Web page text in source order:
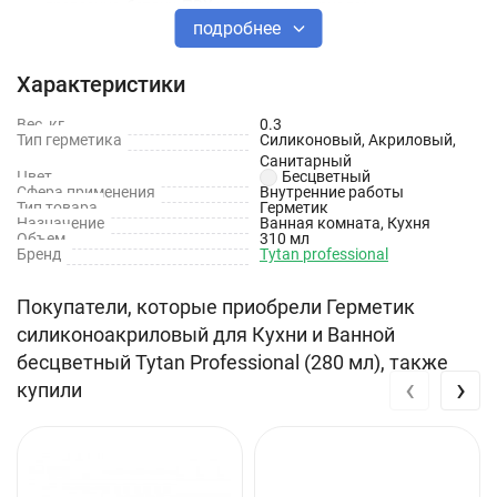
древесине, бетону, ПВХ и другим материалам.
Устойчив к старению, погодным воздействиям и
Гладкая поверхность шва гарантирует низкую
впитываемость грязи
Можно окрашивать
Допускается хранение при температуре -5°C до 2 недель
Применение:
Для внешней и внутренней герметизации швов в душевых
подробнее
Характеристики
Вес, кг
0.3
Тип герметика
Силиконовый, Акриловый,
Санитарный
Цвет
Бесцветный
Сфера применения
Внутренние работы
Тип товара
Герметик
Назначение
Ванная комната, Кухня
Объем
310 мл
Бренд
Tytan professional
Покупатели, которые приобрели Герметик
силиконоакриловый для Кухни и Ванной
бесцветный Tytan Professional (280 мл), также
купили
‹ ›